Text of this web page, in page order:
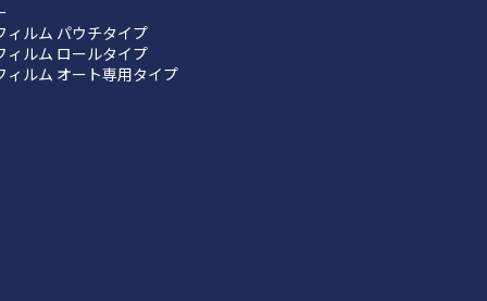
ィルム パウチタイプ
ィルム ロールタイプ
ィルム オート専用タイプ